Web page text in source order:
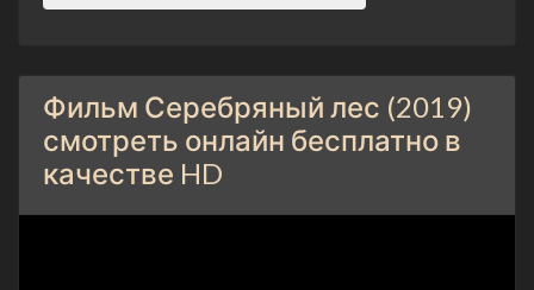
Фильм Серебряный лес (2019)
смотреть онлайн бесплатно в
качестве HD